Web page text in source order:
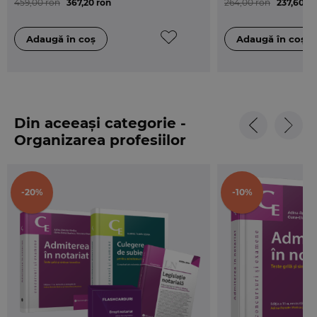
metodologice de aplicare unitara a dispozitiilor in
materie de stare civila, care abroga, incepand cu 24
septembrie 2024, H.G. nr. 64/2011.
459,00 ron 367,20 ron 264,00 ron 237,60
Din aceeași categorie -
Organizarea profesiilor
-20% -10%